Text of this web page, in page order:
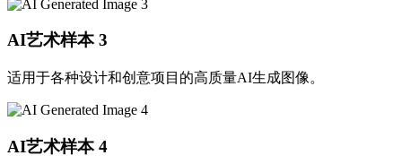
AI艺术样本 3
适用于各种设计和创意项目的高质量AI生成图像。
AI艺术样本 4